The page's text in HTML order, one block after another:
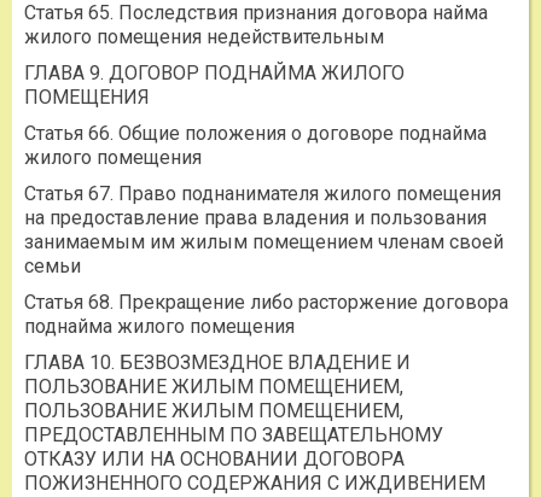
Статья 65. Последствия признания договора найма
жилого помещения недействительным
ГЛАВА 9. ДОГОВОР ПОДНАЙМА ЖИЛОГО
ПОМЕЩЕНИЯ
Статья 66. Общие положения о договоре поднайма
жилого помещения
Статья 67. Право поднанимателя жилого помещения
на предоставление права владения и пользования
занимаемым им жилым помещением членам своей
семьи
Статья 68. Прекращение либо расторжение договора
поднайма жилого помещения
ГЛАВА 10. БЕЗВОЗМЕЗДНОЕ ВЛАДЕНИЕ И
ПОЛЬЗОВАНИЕ ЖИЛЫМ ПОМЕЩЕНИЕМ,
ПОЛЬЗОВАНИЕ ЖИЛЫМ ПОМЕЩЕНИЕМ,
ПРЕДОСТАВЛЕННЫМ ПО ЗАВЕЩАТЕЛЬНОМУ
ОТКАЗУ ИЛИ НА ОСНОВАНИИ ДОГОВОРА
ПОЖИЗНЕННОГО СОДЕРЖАНИЯ С ИЖДИВЕНИЕМ